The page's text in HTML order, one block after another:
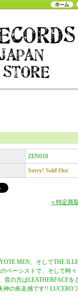
ZEN018
Sorry! Sold Out
» 特定商
MEN、そしてTHE
ベーシストで、そして時
の方はLEATHERFACEを
の疾走感です!! LUCERO